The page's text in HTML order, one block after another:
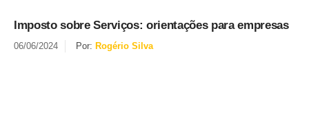
Imposto sobre Serviços: orientações para empresas
06/06/2024 Por: Rogério Silva